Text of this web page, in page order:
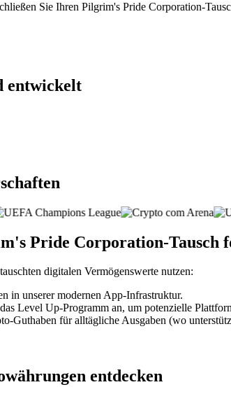
Sie Ihren Pilgrim's Pride Corporation-
entwickelt
Pride Corporation-Tausch
digitalen Vermögenswerte nutzen:
in unserer modernen App-Infrastruktur.
Level Up-Programm an, um potenzielle
Guthaben für alltägliche Ausgaben (wo
entdecken